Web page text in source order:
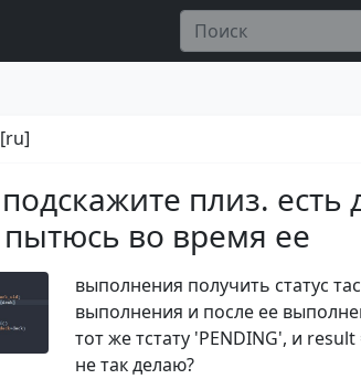
плиз. есть
пытюсь во время ее
выполнения получить статус
выполнения и после ее
тот же тстату 'PENDING', и
не так делаю?